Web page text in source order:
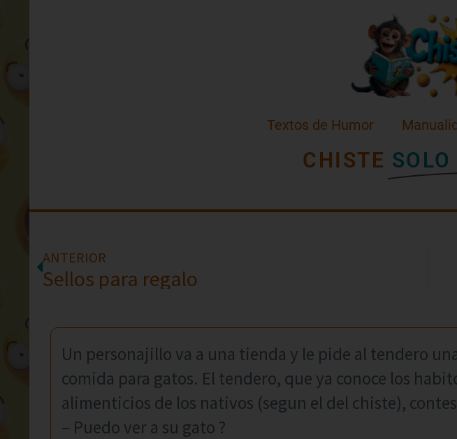
Textos de Humor
CHISTE
ANTERIOR
Sellos para regalo
Un personajillo va a una tienda y le pide al tendero
comida para gatos. El tendero, que ya conoce los
alimenticios de los nativos (segun el del chiste),
– Puedo ver a su gato ?